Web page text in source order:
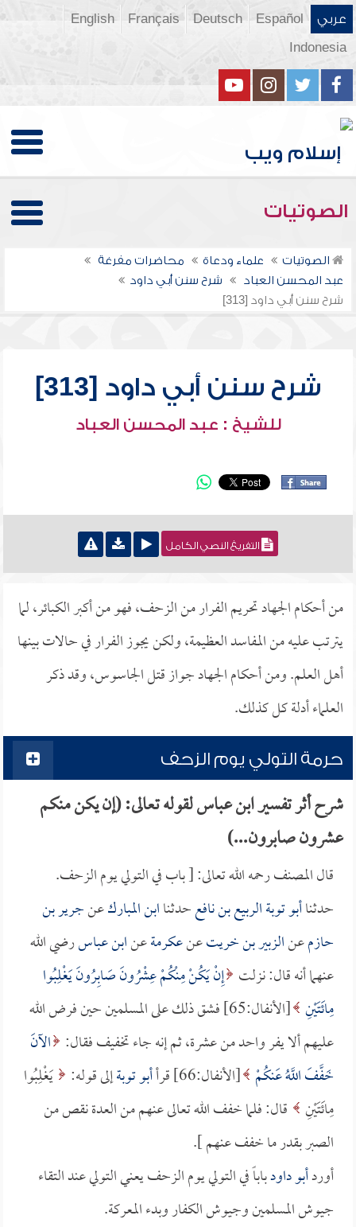
عربي Español
Deutsch
Français
English
Indonesia
الصوتيات
الصوتيات علماء ودعاة
محاضرات مفرغة
عبد المحسن العباد
شرح سنن أبي داود
شرح سنن أبي داود [313]
شرح سنن أبي داود [313]
للشيخ : عبد المحسن العباد
التفريغ النصي الكامل
من أحكام الجهاد تحريم الفرار من الزحف، فهو من أكبر الكبائر، لما
يترتب عليه من المفاسد العظيمة، ولكن يجوز الفرار في حالات بينها
أهل العلم. ومن أحكام الجهاد جواز قتل الجاسوس، وقد ذكر
العلماء أدلة كل كذلك.
حرمة التولي يوم الزحف
شرح أثر تفسير ابن عباس لقوله تعالى: (إن يكن منكم
عشرون صابرون...)
قال المصنف رحمه الله تعالى: [ باب في التولي يوم الزحف.
حدثناأبو توبة الربيع بن نافعحدثناابن المباركعنجرير بن
حازمعنالزبير بن خريتعنعكرمةعنابن عباسرضي الله
عنهما أنه قال: نزلت إِنْ يَكُنْ مِنْكُمْ عِشْرُونَ صَابِرُونَ يَغْلِبُوا
مِائَتَيْنِ
[الأنفال:65] فشق ذلك على المسلمين حين فرض الله
عليهم ألا يفر واحد من عشرة، ثم إنه جاء تخفيف فقال: الآنَ
خَفَّفَ اللَّهُ عَنكُمْ [الأنفال:66] قرأ أبو توبةإلى قوله: يَغْلِبُوا
مِائَتَيْنِ قال: فلما خفف الله تعالى عنهم من العدة نقص من
الصبر بقدر ما خفف عنهم ].
أوردأبو داودباباً في التولي يوم الزحف يعني التولي عند التقاء
جيوش المسلمين وجيوش الكفار وبدء المعركة.